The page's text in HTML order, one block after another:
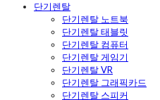
단기렌탈
단기렌탈 노트북
단기렌탈 태블릿
단기렌탈 컴퓨터
단기렌탈 게임기
단기렌탈 VR
단기렌탈 그래픽카드
단기렌탈 스피커